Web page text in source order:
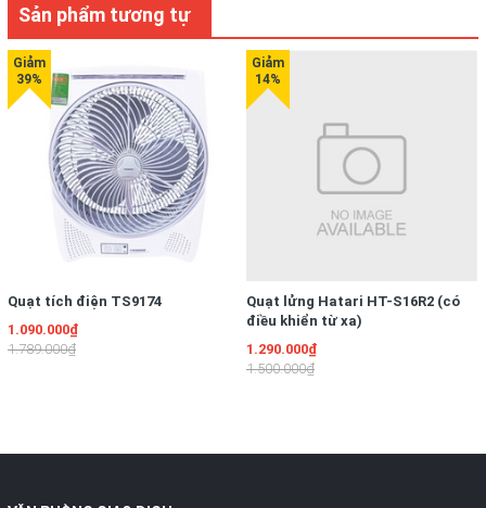
Sản phẩm tương tự
Quạt tích điện TS9174
1.090.000₫
1.789.000₫
Quạt lửng Hatari HT-S16R2 (có
điều khiển từ xa)
1.290.000₫
1.500.000₫